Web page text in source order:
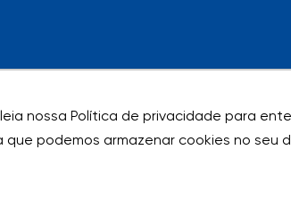
nossa Política de privacidade para
podemos armazenar cookies no seu
nossa Política de privacidade para
podemos armazenar cookies no seu